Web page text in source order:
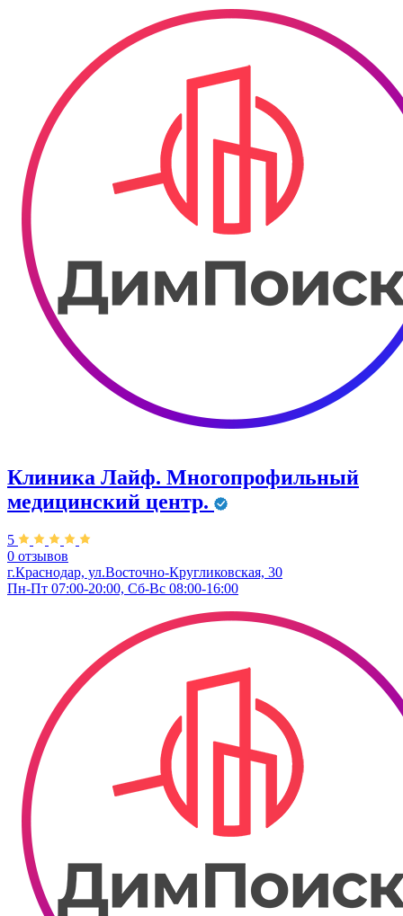
Клиника Лайф. Многопрофильный
медицинский центр.
5
0 отзывов
г.Краснодар, ул.Восточно-Кругликовская, 30
Пн-Пт 07:00-20:00, Сб-Вс 08:00-16:00